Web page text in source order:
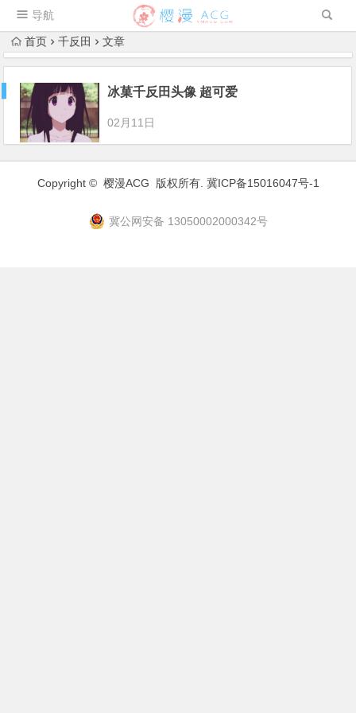
导航
首页 千反田 文章
冰菓千反田头像 超可爱
02月11日
Copyright © 樱漫ACG 版权所有. 冀ICP备15016047号-1
冀公网安备 13050002000342号